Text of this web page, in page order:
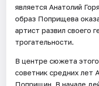
является Анатолий
образ Поприщева
артист развил своего
трогательности.
В центре сюжета
советник средних лет
Поприщин. В начале